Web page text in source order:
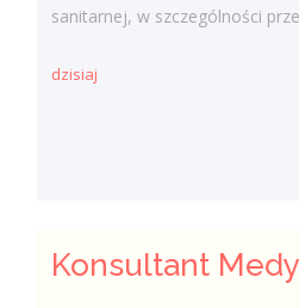
sanitarnej, w szczególności
dzisiaj